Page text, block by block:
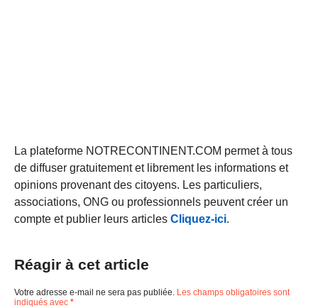
La plateforme NOTRECONTINENT.COM permet à tous
de diffuser gratuitement et librement les informations et
opinions provenant des citoyens. Les particuliers,
associations, ONG ou professionnels peuvent créer un
compte et publier leurs articles Cliquez-ici.
Réagir à cet article
Votre adresse e-mail ne sera pas publiée. Les champs obligatoires sont
indiqués avec *